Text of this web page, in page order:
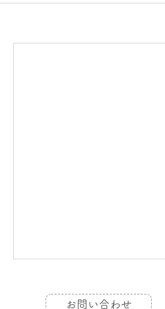
お問い合わせ